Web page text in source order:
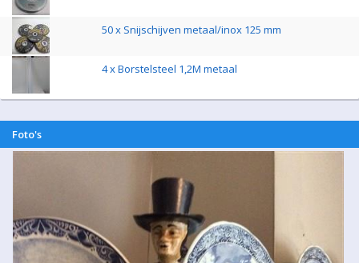
50 x Snijschijven metaal/inox 125 mm
4 x Borstelsteel 1,2M metaal
Foto's